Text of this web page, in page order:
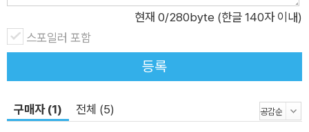
현재 0/280byte (한글 140자 이내)
스포일러 포함
등록
구매자 (1) 전체 (5)